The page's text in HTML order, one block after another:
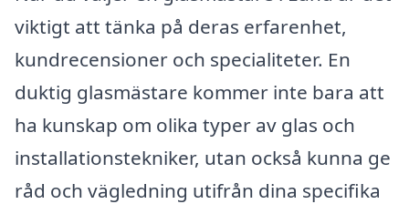
viktigt att tänka på deras erfarenhet,
kundrecensioner och specialiteter. En
duktig glasmästare kommer inte bara att
ha kunskap om olika typer av glas och
installationstekniker, utan också kunna ge
råd och vägledning utifrån dina specifika